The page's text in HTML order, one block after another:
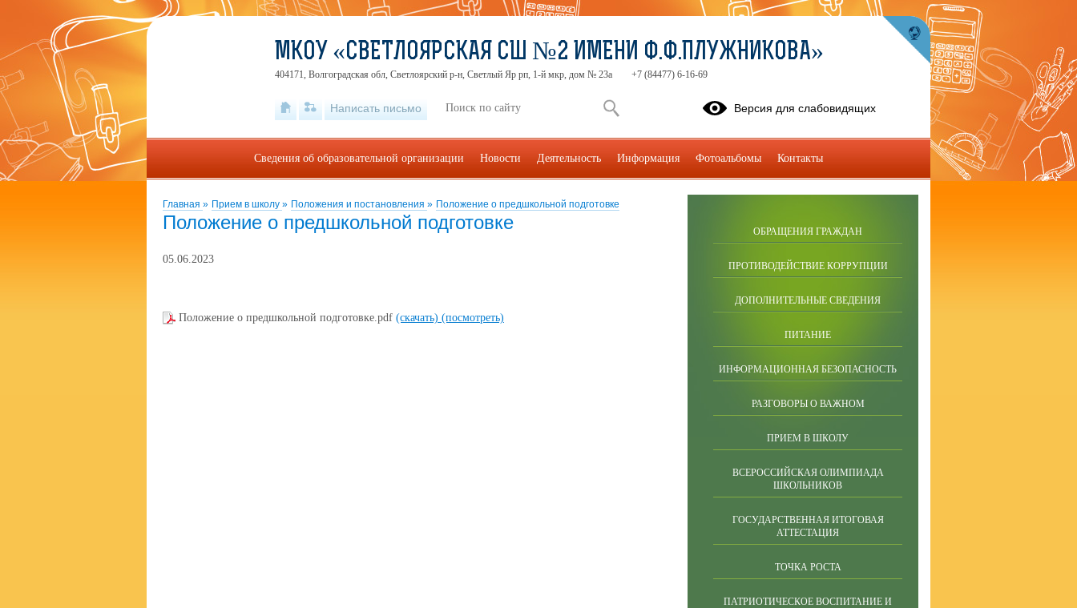
Главная » Прием в школу » Положения и постановления » Положение о предшкольной подготовке
Положение о предшкольной подготовке
05.06.2023
Положение о предшкольной подготовке.pdf (скачать) (посмотреть)
ОБРАЩЕНИЯ ГРАЖДАН
ПРОТИВОДЕЙСТВИЕ КОРРУПЦИИ
ДОПОЛНИТЕЛЬНЫЕ СВЕДЕНИЯ
ПИТАНИЕ
ИНФОРМАЦИОННАЯ БЕЗОПАСНОСТЬ
РАЗГОВОРЫ О ВАЖНОМ
ПРИЕМ В ШКОЛУ
ВСЕРОССИЙСКАЯ ОЛИМПИАДА
ШКОЛЬНИКОВ
ГОСУДАРСТВЕННАЯ ИТОГОВАЯ
АТТЕСТАЦИЯ
ТОЧКА РОСТА
ПАТРИОТИЧЕСКОЕ ВОСПИТАНИЕ И
МКОУ «СВЕТЛОЯРСКАЯ СШ №2 ИМЕНИ Ф.Ф.ПЛУЖНИКОВА»
404171, Волгоградская обл, Светлоярский р-н, Светлый Яр рп, 1-й мкр, дом № 23а +7 (84477) 6-16-69
Написать письмо Версия для слабовидящих
Сведения об образовательной организации Новости Деятельность Информация Фотоальбомы Контакты